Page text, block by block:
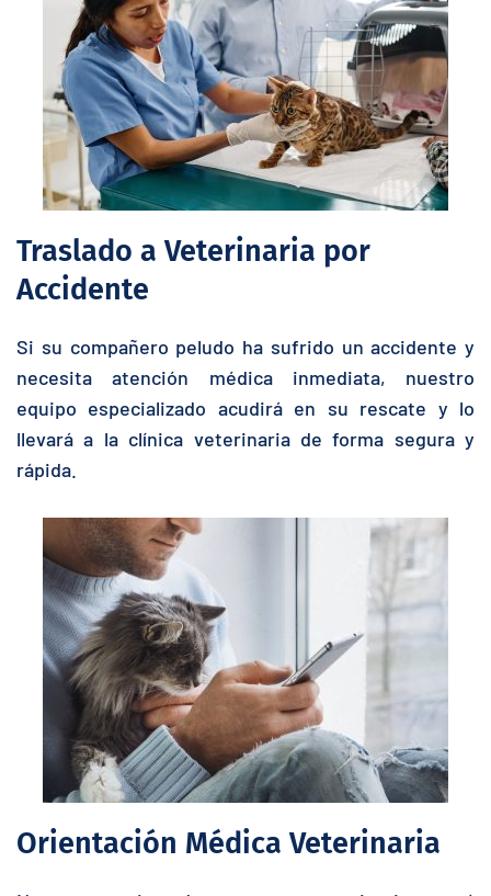
Traslado a Veterinaria por
Accidente
Si su compañero peludo ha sufrido un accidente y
necesita atención médica inmediata, nuestro
equipo especializado acudirá en su rescate y lo
llevará a la clínica veterinaria de forma segura y
rápida.
Orientación Médica Veterinaria